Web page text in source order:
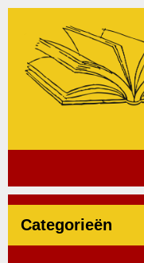
Categorieën